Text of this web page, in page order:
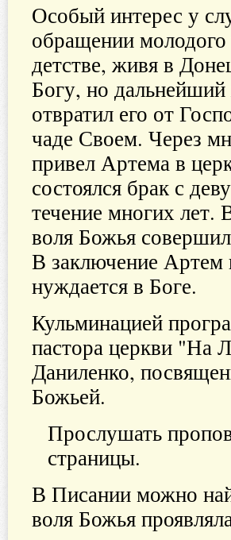
Особый интерес у
обращении
детстве, живя в
Богу, но
отвратил его от
чаде Своем. Через
привел Артема в
состоялся брак с
течение многих лет.
воля Божья
В заключение Артем
нуждается в Боге.
Кульминацией
пастора церкви "На
Даниленко,
Божьей.
Прослушать
страницы.
В Писании можно
воля Божья